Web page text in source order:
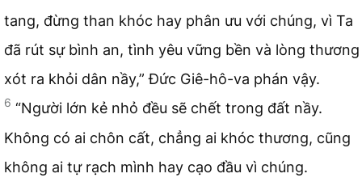
tang, đừng than khóc hay phân ưu với chúng, vì Ta
đã rút sự bình an, tình yêu vững bền và lòng thương
xót ra khỏi dân nầy,” Đức Giê-hô-va phán vậy.
6 “Người lớn kẻ nhỏ đều sẽ chết trong đất nầy.
Không có ai chôn cất, chẳng ai khóc thương, cũng
không ai tự rạch mình hay cạo đầu vì chúng.